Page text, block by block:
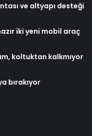
ve altyapı desteği
iki yeni mobil araç
koltuktan kalkmıyor
bırakıyor